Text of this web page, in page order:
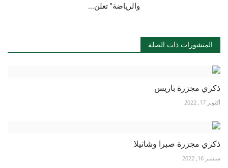
والرياضة" تعلن...
المنشورات ذات الصلة
ذكري مجزرة باريس
أكتوبر 17, 2022
ذكري مجزرة صبرا وشاتيلا
سبتمبر 16, 2022